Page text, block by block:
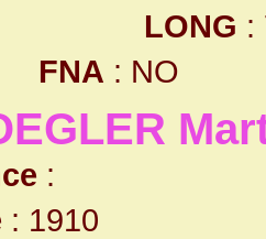
LONG :
FNA : NO
:
: 1910